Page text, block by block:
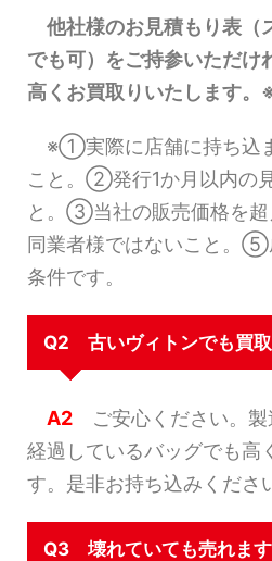
他社様のお見積もり表（
でも可）をご持参いただけ
高くお買取りいたします。
※①実際に店舗に持ち込
こと。②発行1か月以内の
と。③当社の販売価格を
同業者様ではないこと。⑤
条件です。
Q2 古いヴィトンでも買取
A2 ご安心ください。製
経過しているバッグでも高
す。是非お持ち込みくださ
Q3 壊れていても売れます